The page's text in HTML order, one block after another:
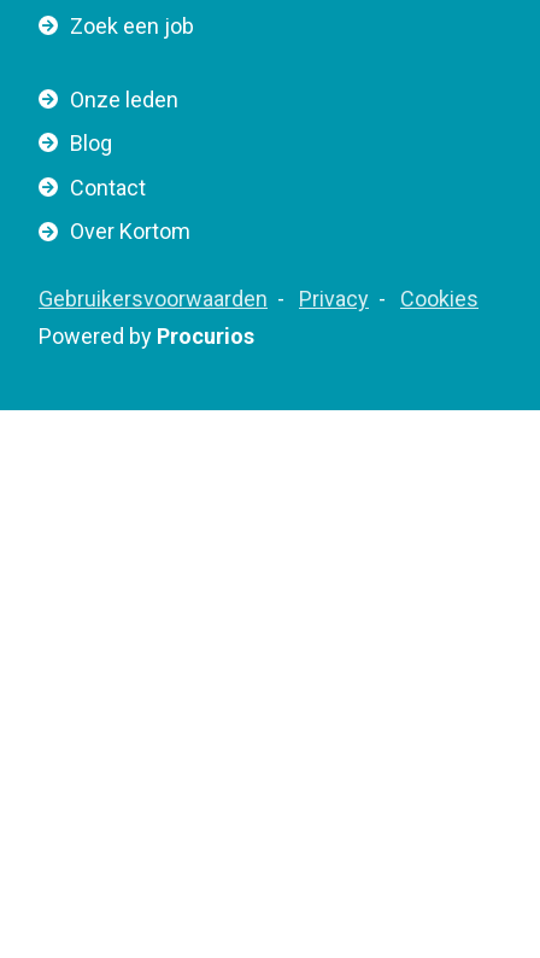
e
a
v
i
a
i
o
Zoek een job
Onze leden
Blog
Contact
Over Kortom
F
o
Gebruikersvoorwaarden Privacy
Cookies
Powered by Procurios
v
g
t
i
o